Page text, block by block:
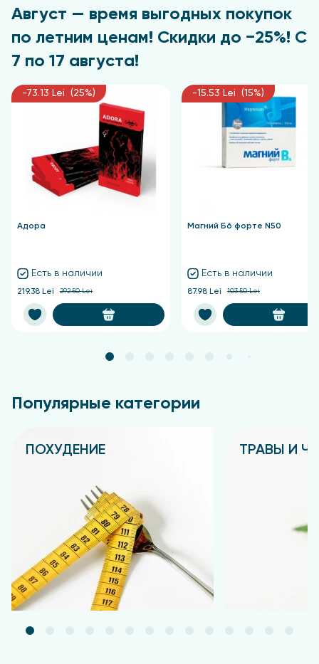
консультацию с лечащим врачом.
Август — время выгодных покупок
по летним ценам! Скидки до −25%! С
7 по 17 августа!
-73.13 Lei (25%)
Адора
Есть в наличии
219.38 Lei 292.50 Lei
-15.53 Lei (15%)
Магний Б6 форте N50
Есть в наличии
87.98 Lei 103.50 Lei
Популярные категории
ПОХУДЕНИЕ ТРАВЫ И